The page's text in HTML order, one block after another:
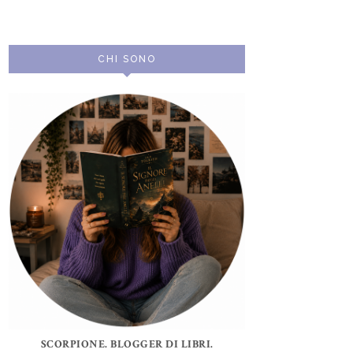
CHI SONO
SCORPIONE. BLOGGER DI LIBRI.